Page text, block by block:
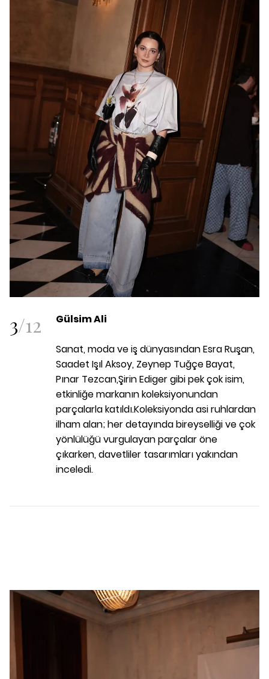
3/12 Gülsim Ali
Sanat, moda ve iş dünyasından Esra Ruşan,
Saadet Işıl Aksoy, Zeynep Tuğçe Bayat,
Pınar Tezcan,Şirin Ediger gibi pek çok isim,
etkinliğe markanın koleksiyonundan
parçalarla katıldı.Koleksiyonda asi ruhlardan
ilham alan; her detayında bireyselliği ve çok
yönlülüğü vurgulayan parçalar öne
çıkarken, davetliler tasarımları yakından
inceledi.